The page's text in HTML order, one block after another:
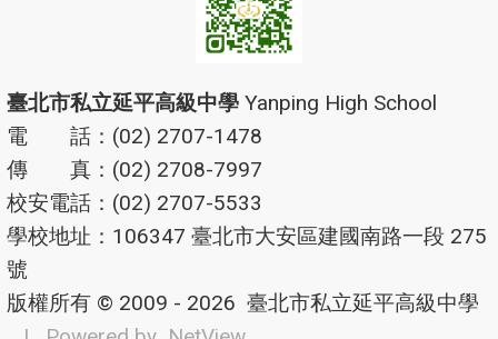
臺北市私立延平高級中學 Yanping High School
電 話：(02) 2707-1478
傳 真：(02) 2708-7997
校安電話：(02) 2707-5533
學校地址：106347 臺北市大安區建國南路一段 275
號
版權所有 © 2009 - 2026 臺北市私立延平高級中學